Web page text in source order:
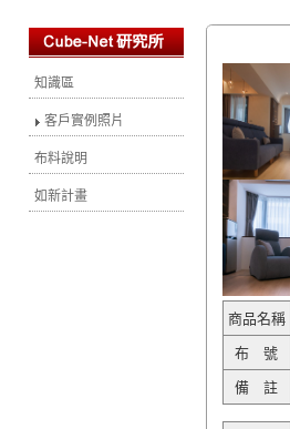
知識區
客戶實例照片
布料說明
如新計畫
商品名稱
布 號
備 註